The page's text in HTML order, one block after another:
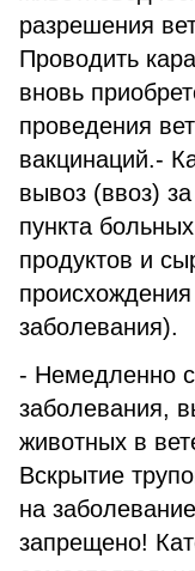
разрешения
Проводить
вновь
проведения
вакцинаций.-
вывоз (ввоз)
пункта
продуктов и
заболевания).
- Немедленно
заболевания,
животных в
Вскрытие
на
запрещено!